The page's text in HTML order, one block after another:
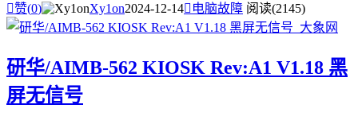
赞(0) Xy1on2024-12-14 电脑故障 阅读(2145)
研华/AIMB-562 KIOSK Rev:A1 V1.18 黑
屏无信号